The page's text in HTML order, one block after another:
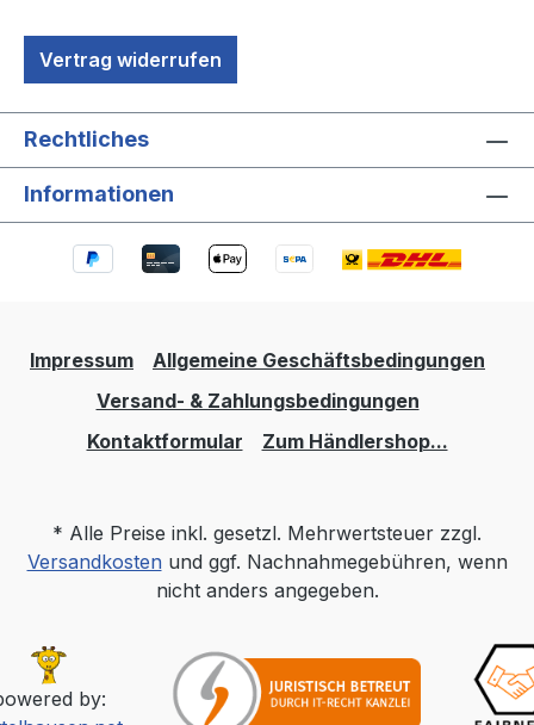
Vertrag widerrufen
Rechtliches
Informationen
Impressum
Allgemeine Geschäftsbedingungen
Versand- & Zahlungsbedingungen
Kontaktformular
Zum Händlershop...
* Alle Preise inkl. gesetzl. Mehrwertsteuer zzgl.
Versandkostenund ggf. Nachnahmegebühren, wenn
nicht anders angegeben.
by: